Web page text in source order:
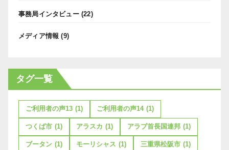
事務局インタビュー(22)
メディア情報 (9)
タグ一覧
ご利用者の声13 (1) ご利用者の声14 (1)
つくば市 (1) アラスカ (1) アラブ首長国連邦 (1)
ブータン (1) モーリシャス (1) 三重県松阪市 (1)